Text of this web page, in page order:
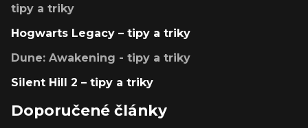
tipy a triky
Hogwarts Legacy – tipy a triky
Dune: Awakening - tipy a triky
Silent Hill 2 – tipy a triky
Doporučené články